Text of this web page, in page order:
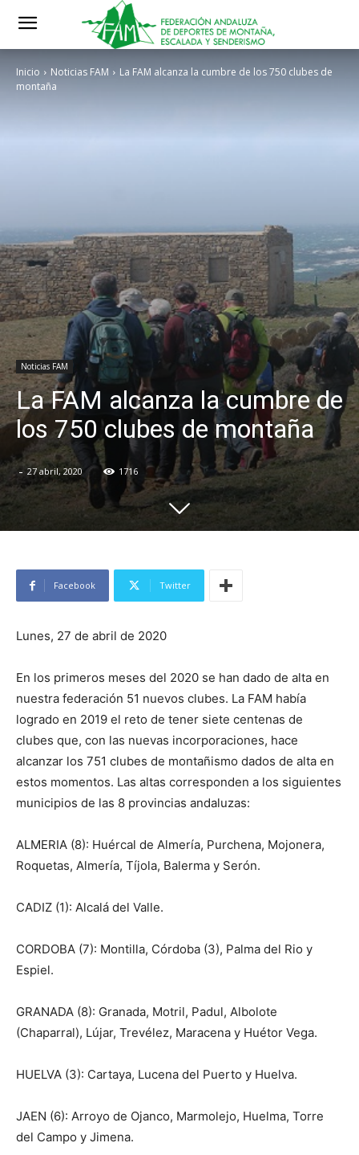
Inicio Noticias FAM
La FAM alcanza la cumbre de los 750 clubes de
montaña
Noticias FAM
La FAM alcanza la cumbre de
los 750 clubes de montaña
- 27 abril, 2020 1716
Facebook Twitter
Lunes, 27 de abril de 2020
En los primeros meses del 2020 se han dado de alta en
nuestra federación 51 nuevos clubes. La FAM había
logrado en 2019 el reto de tener siete centenas de
clubes que, con las nuevas incorporaciones, hace
alcanzar los 751 clubes de montañismo dados de alta en
estos momentos. Las altas corresponden a los siguientes
municipios de las 8 provincias andaluzas:
ALMERIA (8): Huércal de Almería, Purchena, Mojonera,
Roquetas, Almería, Tíjola, Balerma y Serón.
CADIZ (1): Alcalá del Valle.
CORDOBA (7): Montilla, Córdoba (3), Palma del Rio y
Espiel.
GRANADA (8): Granada, Motril, Padul, Albolote
(Chaparral), Lújar, Trevélez, Maracena y Huétor Vega.
HUELVA (3): Cartaya, Lucena del Puerto y Huelva.
JAEN (6): Arroyo de Ojanco, Marmolejo, Huelma, Torre
del Campo y Jimena.